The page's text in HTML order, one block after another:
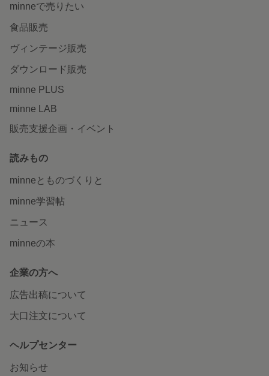
minneで売りたい
食品販売
ヴィンテージ販売
ダウンロード販売
minne PLUS
minne LAB
販売支援企画・イベント
読みもの
minneとものづくりと
minne学習帖
ニュース
minneの本
企業の方へ
広告出稿について
大口注文について
ヘルプセンター
お知らせ